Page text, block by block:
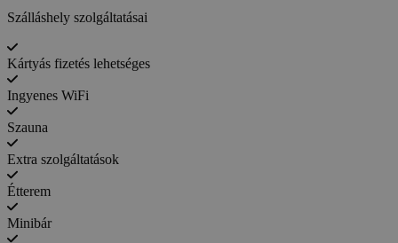
Szálláshely szolgáltatásai
Kártyás fizetés lehetséges
Ingyenes WiFi
Szauna
Extra szolgáltatások
Étterem
Minibár